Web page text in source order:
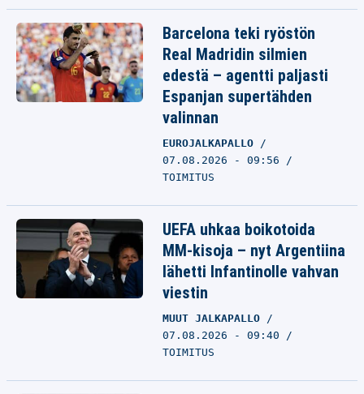
Barcelona teki ryöstön
Real Madridin silmien
edestä – agentti paljasti
Espanjan supertähden
valinnan
EUROJALKAPALLO
07.08.2026 - 09:56
TOIMITUS
UEFA uhkaa boikotoida
MM-kisoja – nyt Argentiina
lähetti Infantinolle vahvan
viestin
MUUT JALKAPALLO
07.08.2026 - 09:40
TOIMITUS